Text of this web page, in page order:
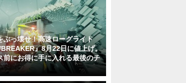
ぶっ壊せ！高速ローグライト
』8月22日に値上げ。
前にお得に手に入れる最後のチ